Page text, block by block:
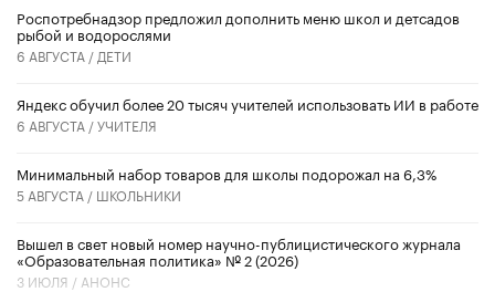
Роспотребнадзор предложил дополнить меню школ и детсадов
рыбой и водорослями
6 АВГУСТА / ДЕТИ
​Яндекс обучил более 20 тысяч учителей использовать ИИ в работе
6 АВГУСТА /УЧИТЕЛЯ
Минимальный набор товаров для школы подорожал на 6,3%
5 АВГУСТА / ШКОЛЬНИКИ
Вышел в свет новый номер научно-публицистического журнала
«Образовательная политика» № 2 (2026)
3 ИЮЛЯ / АНОНС